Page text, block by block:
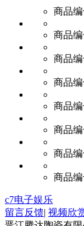
商品编
商品编
商品编
商品编
商品编
商品编
商品编
商品编
c7电子娱乐
留言反馈| 视频欣